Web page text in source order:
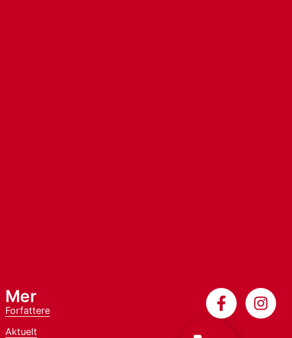
Mer
Forfattere
Aktuelt